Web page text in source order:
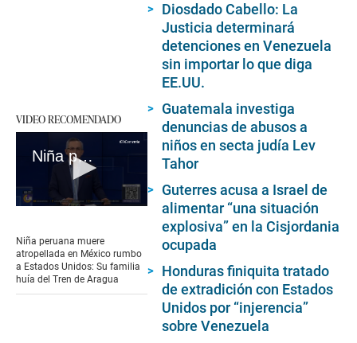
VIDEO RECOMENDADO
Niña peruana muere atropellada en México rumbo a Estados Unidos: Su familia huía del Tren de Aragua
of
3
minutes,
17
Niña peruana muere
atropellada en México rumbo
a Estados Unidos: Su familia
huía del Tren de Aragua
Diosdado Cabello: La
Justicia determinará
detenciones en Venezuela
sin importar lo que diga
EE.UU.
Guatemala investiga
denuncias de abusos a
niños en secta judía Lev
Tahor
Guterres acusa a Israel de
alimentar “una situación
explosiva” en la Cisjordania
ocupada
Honduras finiquita tratado
de extradición con Estados
Unidos por “injerencia”
sobre Venezuela